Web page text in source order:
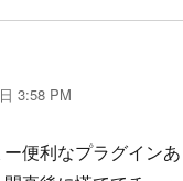
3:58 PM
便利なプラグイン